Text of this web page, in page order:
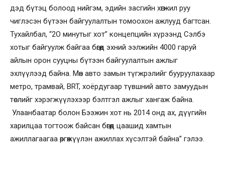
дэд бүтэц болоод нийгэм, эдийн засгийн хөгжил руу
чиглэсэн бүтээн байгуулалтын томоохон ажлууд багтсан.
Тухайлбал, “2О минутыг хот” концепцийн хүрээнд Сэлбэ
хотыг байгуулж байгаа бөгөөд эхний ээлжийн 4000 гаруй
айлын орон сууцны бүтээн байгуулалтын ажлыг
эхлүүлээд байна. Мөн авто замын түгжрэлийг бууруулахаар
метро, трамвай, BRT, хоёрдугаар түвшний авто замуудын
төслийг хэрэгжүүлэхээр бэлтгэл ажлыг хангаж байна.
Улаанбаатар болон Бээжин хот нь 2014 онд ах, дүүгийн
харилцаа тогтоож байсан бөгөөд цаашид хамтын
ажиллагаагаа өргөжүүлэн ажиллах хүсэлтэй байна” гэлээ.